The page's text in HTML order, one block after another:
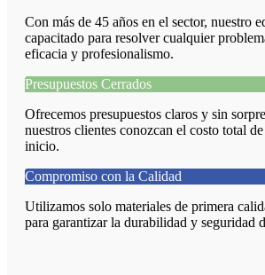
Con más de 45 años en el sector, nuestro
capacitado para resolver cualquier
eficacia y profesionalismo.
Presupuestos Cerrados
Ofrecemos presupuestos claros y sin
nuestros clientes conozcan el costo total
inicio.
Compromiso con la Calidad
Utilizamos solo materiales de primera
para garantizar la durabilidad y seguridad